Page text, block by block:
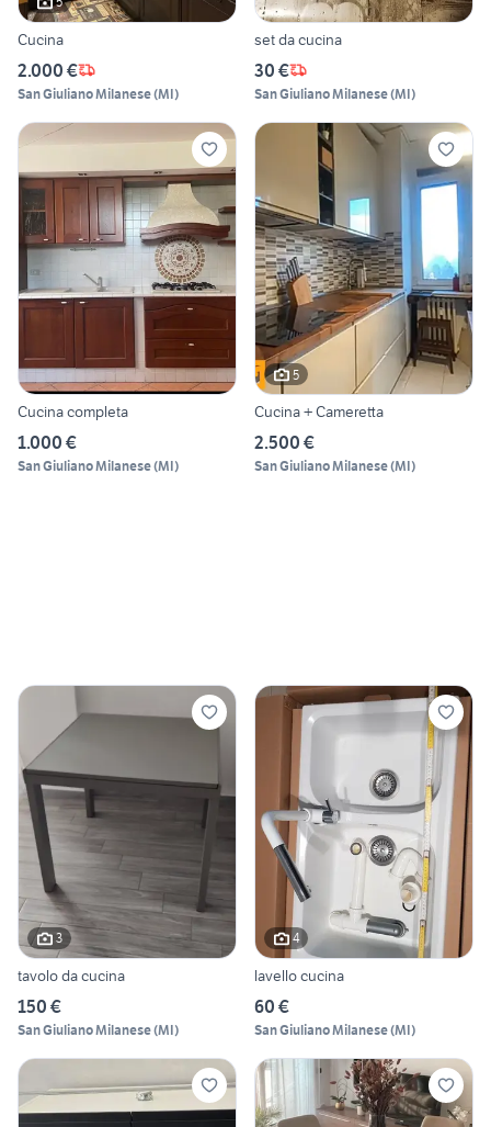
Cucina
2.000 €
San Giuliano Milanese(MI)
set da cucina
30 €
San Giuliano Milanese(MI)
Cucina completa
1.000 €
San Giuliano Milanese(MI)
5
Cucina + Cameretta
2.500 €
San Giuliano Milanese(MI)
3
tavolo da cucina
150 €
San Giuliano Milanese(MI)
4
lavello cucina
60 €
San Giuliano Milanese(MI)